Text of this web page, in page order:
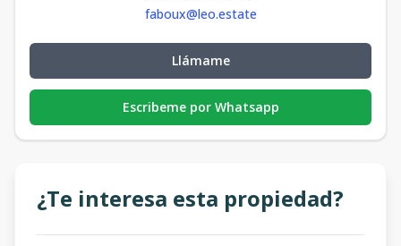
faboux@leo.estate
Llámame
Escribeme por Whatsapp
¿Te interesa esta propiedad?